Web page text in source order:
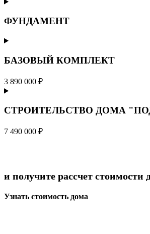
ФУНДАМЕНТ
БАЗОВЫЙ КОМПЛЕКТ
3 890 000 ₽
СТРОИТЕЛЬСТВО ДОМА
7 490 000 ₽
и получите рассчет стоимости
Узнать стоимость дома